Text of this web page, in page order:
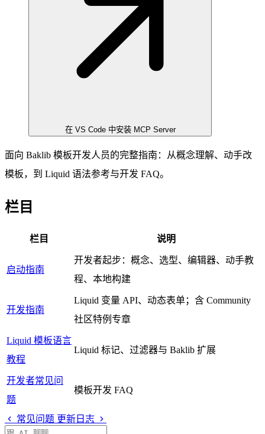
在 VS Code 中安装 MCP Server
面向 Baklib 模板开发人员的完整指南：从概念理解、动手改
模板，到 Liquid 语法参考与开发 FAQ。
栏目
栏目 说明
启动指南
开发者起步：概念、选型、编辑器、动手教
程、本地构建
开发指南
Liquid 变量 API、动态表单；含 Community
社区特例专章
Liquid 模板语言
教程
Liquid 标记、过滤器与 Baklib 扩展
开发者常见问
题
模板开发 FAQ
常见问题 更新日志